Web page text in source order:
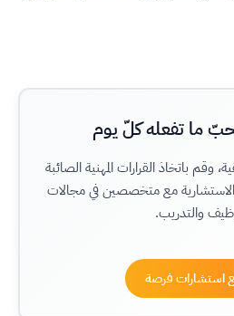
ما تفعله كلّ يوم
وقم باتخاذ القرارات المهنية الصائبة
مع متخصصين في مجالات
والتدريب.
استشارات فرصة